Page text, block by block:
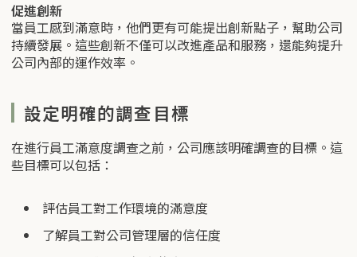
促進創新
當員工感到滿意時，他們更有可能提出創新點子，幫助公司
持續發展。這些創新不僅可以改進產品和服務，還能夠提升
公司內部的運作效率。
設定明確的調查目標
在進行員工滿意度調查之前，公司應該明確調查的目標。這
些目標可以包括：
評估員工對工作環境的滿意度
了解員工對公司管理層的信任度